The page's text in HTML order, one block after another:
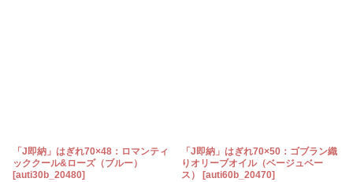
「J即納」はぎれ70×48：ロマンティ
ッククール&ローズ（ブルー）
[auti30b_20480]
「J即納」はぎれ70×50：ゴブラン織
りオリーブオイル（ベージュベー
ス）
[auti60b_20470]